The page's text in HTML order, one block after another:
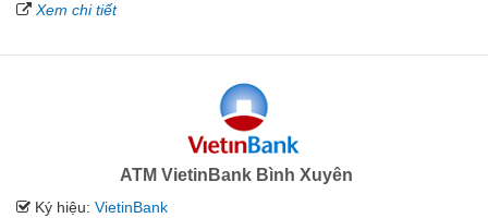
Xem chi tiết
ATM VietinBank Bình Xuyên
Ký hiệu: VietinBank